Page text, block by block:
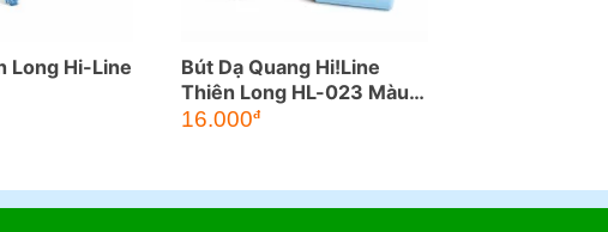
Long Hi-Line
Bút Dạ Quang Hi!Line
Thiên Long HL-023 Màu
Pastel
16.000đ